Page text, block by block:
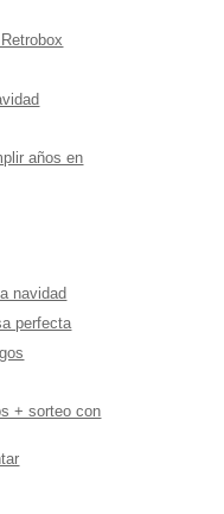
años en
navidad
perfecta
+ sorteo con